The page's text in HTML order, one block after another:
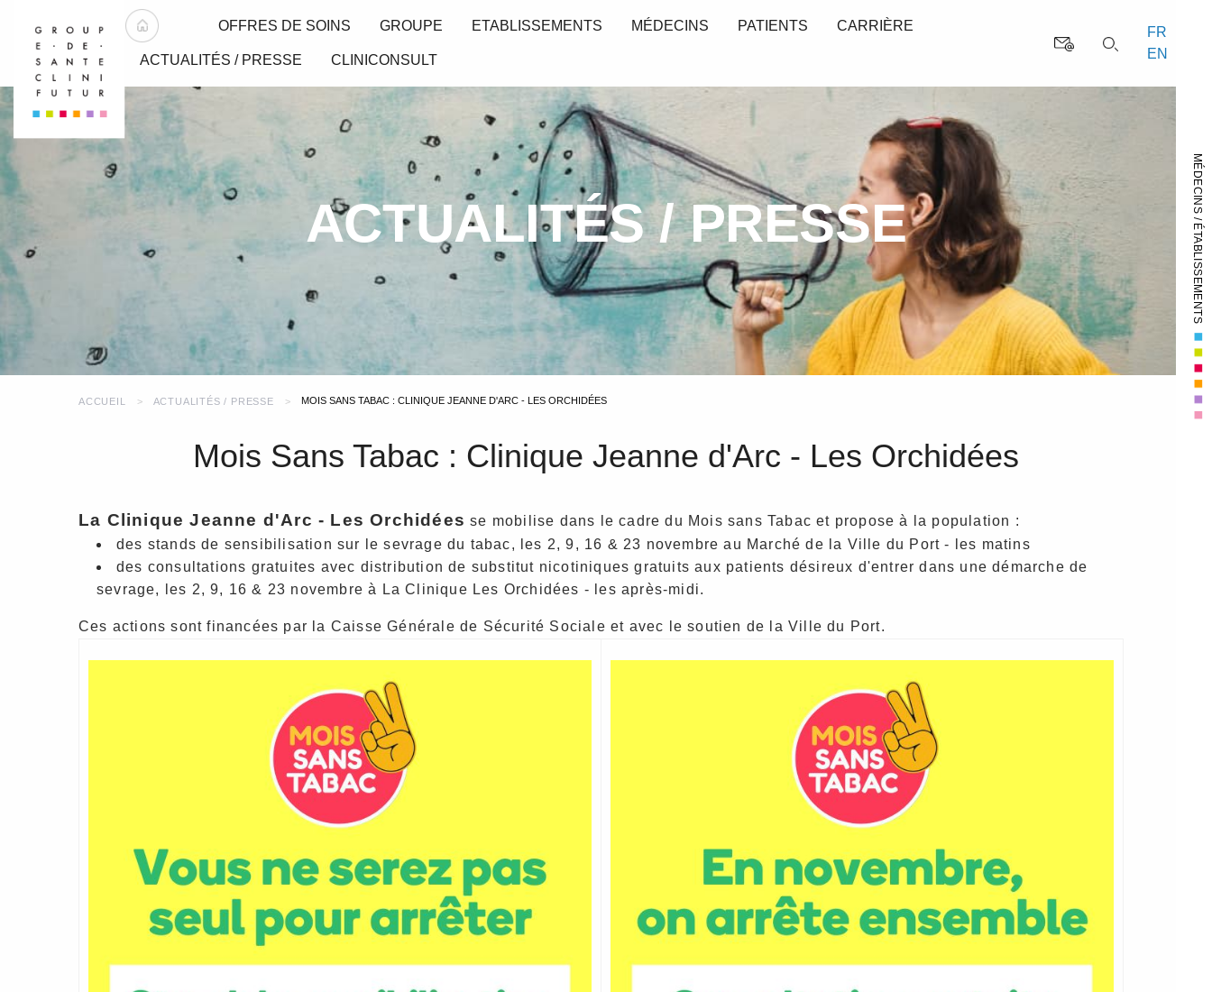
OFFRES DE SOINS GROUPE ETABLISSEMENTS MÉDECINS PATIENTS CARRIÈRE
ACTUALITÉS / PRESSE CLINICONSULT
FR
EN
ACTUALITÉS / PRESSE
ACCUEIL ACTUALITÉS / PRESSE MOIS SANS TABAC : CLINIQUE JEANNE D'ARC - LES ORCHIDÉES
Mois Sans Tabac : Clinique Jeanne d'Arc - Les Orchidées
La Clinique Jeanne d'Arc - Les Orchidées se mobilise dans le cadre du Mois sans Tabac et propose à la population :
des stands de sensibilisation sur le sevrage du tabac, les 2, 9, 16 & 23 novembre au Marché de la Ville du Port - les matins
des consultations gratuites avec distribution de substitut nicotiniques gratuits aux patients désireux d'entrer dans une démarche de
sevrage, les 2, 9, 16 & 23 novembre à La Clinique Les Orchidées - les après-midi.
Ces actions sont financées par la Caisse Générale de Sécurité Sociale et avec le soutien de la Ville du Port.
MÉDECINS / ÉTABLISSEMENTS